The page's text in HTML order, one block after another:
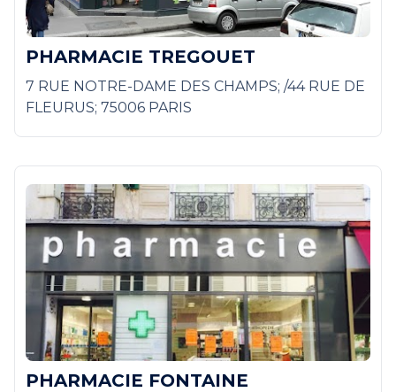
PHARMACIE TREGOUET
7 RUE NOTRE-DAME DES CHAMPS; /44 RUE DE
FLEURUS; 75006 PARIS
PHARMACIE FONTAINE